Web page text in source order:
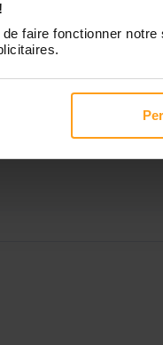
faire fonctionner
Contactez-nous